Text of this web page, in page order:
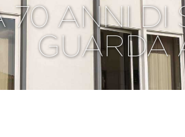
ANNI DI
GUARDA